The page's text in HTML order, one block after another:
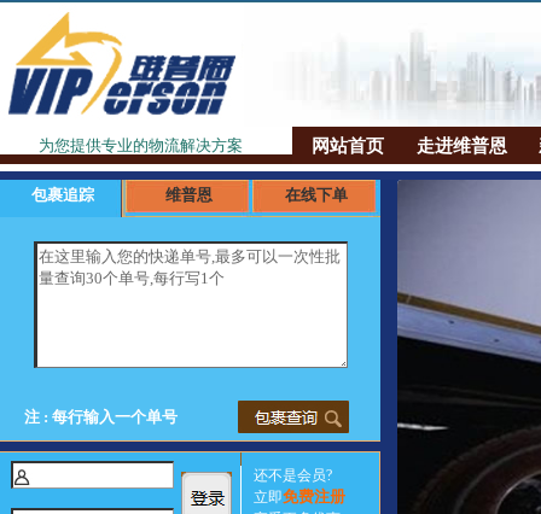
为您提供专业的物流解决方案 网站首页 走进维普恩